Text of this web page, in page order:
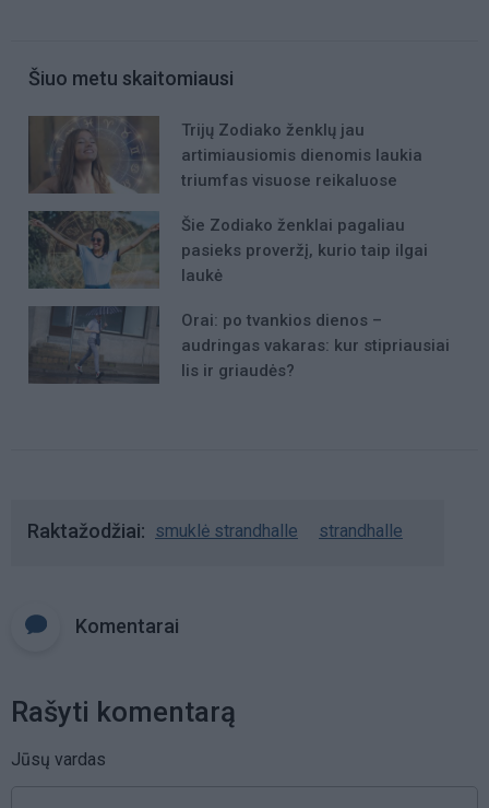
Šiuo metu skaitomiausi
Trijų Zodiako ženklų jau
artimiausiomis dienomis laukia
triumfas visuose reikaluose
Šie Zodiako ženklai pagaliau
pasieks proveržį, kurio taip ilgai
laukė
Orai: po tvankios dienos –
audringas vakaras: kur stipriausiai
lis ir griaudės?
Raktažodžiai smuklė strandhalle strandhalle
Komentarai
Rašyti komentarą
Jūsų vardas